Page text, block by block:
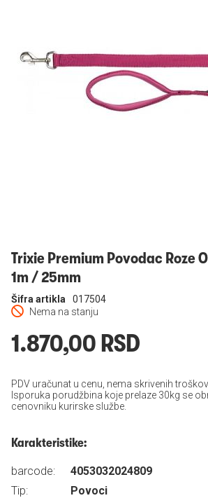
Trixie Premium Povodac Roze
1m / 25mm
Nema na stanju
Šifra artikla 017504
1.870,00 RSD
PDV uračunat u cenu, nema skrivenih
Isporuka porudžbina koje prelaze 30kg se
cenovniku kurirske službe.
Karakteristike:
barcode:
4053032024809
Tip:
Povoci